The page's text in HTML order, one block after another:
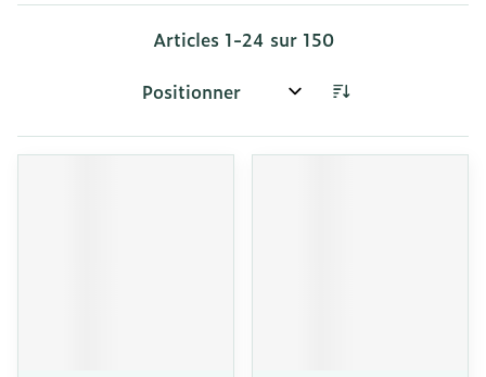
Articles 1-24 sur 150
Trier par: